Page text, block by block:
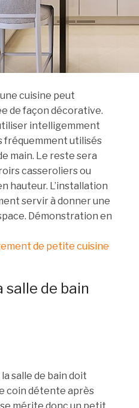
cuisine peut
de façon décorative.
intelligemment
fréquemment utilisés
main. Le reste sera
casseroliers ou
hauteur. L’installation
servir à donner une
Démonstration en
de petite cuisine
salle de bain
salle de bain doit
coin détente après